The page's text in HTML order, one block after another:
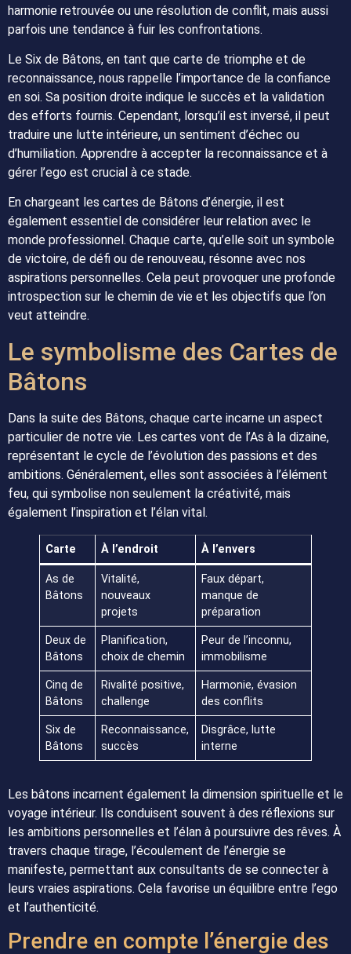
harmonie retrouvée ou une résolution de conflit, mais aussi
parfois une tendance à fuir les confrontations.
Le Six de Bâtons, en tant que carte de triomphe et de
reconnaissance, nous rappelle l’importance de la confiance
en soi. Sa position droite indique le succès et la validation
des efforts fournis. Cependant, lorsqu’il est inversé, il peut
traduire une lutte intérieure, un sentiment d’échec ou
d’humiliation. Apprendre à accepter la reconnaissance et à
gérer l’ego est crucial à ce stade.
En chargeant les cartes de Bâtons d’énergie, il est
également essentiel de considérer leur relation avec le
monde professionnel. Chaque carte, qu’elle soit un symbole
de victoire, de défi ou de renouveau, résonne avec nos
aspirations personnelles. Cela peut provoquer une profonde
introspection sur le chemin de vie et les objectifs que l’on
veut atteindre.
Le symbolisme des Cartes de
Bâtons
Dans la suite des Bâtons, chaque carte incarne un aspect
particulier de notre vie. Les cartes vont de l’As à la dizaine,
représentant le cycle de l’évolution des passions et des
ambitions. Généralement, elles sont associées à l’élément
feu, qui symbolise non seulement la créativité, mais
également l’inspiration et l’élan vital.
Carte À l’endroit À l’envers
As de
Bâtons
Vitalité,
nouveaux
projets
Faux départ,
manque de
préparation
Deux de
Bâtons
Planification,
choix de chemin
Peur de l’inconnu,
immobilisme
Cinq de
Bâtons
Rivalité positive,
challenge
Harmonie, évasion
des conflits
Six de
Bâtons
Reconnaissance,
succès
Disgrâce, lutte
interne
Les bâtons incarnent également la dimension spirituelle et le
voyage intérieur. Ils conduisent souvent à des réflexions sur
les ambitions personnelles et l’élan à poursuivre des rêves. À
travers chaque tirage, l’écoulement de l’énergie se
manifeste, permettant aux consultants de se connecter à
leurs vraies aspirations. Cela favorise un équilibre entre l’ego
et l’authenticité.
Prendre en compte l’énergie des